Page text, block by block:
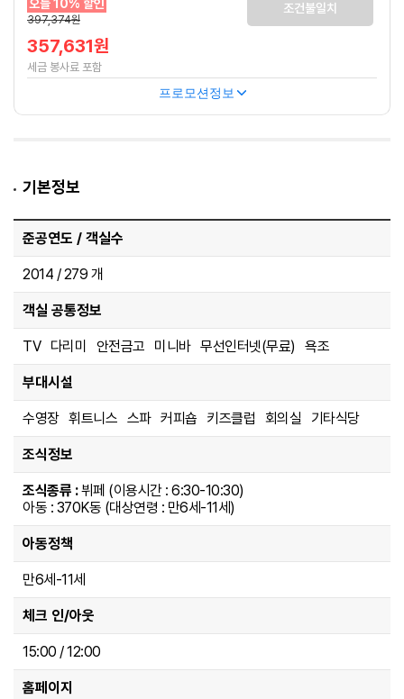
오늘 10% 할인
397,374원
357,631원
세금 봉사료 포함
조건불일치
프로모션정보
기본정보
준공연도 / 객실수
2014 / 279 개
객실 공통정보
TV 다리미 안전금고 미니바 무선인터넷(무료) 욕조
부대시설
수영장 휘트니스 스파 커피숍 키즈클럽 회의실 기타식당
조식정보
조식종류 :뷔페 (이용시간 : 6:30-10:30)
아동 : 370K동 (대상연령 : 만6세-11세)
아동정책
만6세-11세
체크 인/아웃
15:00 / 12:00
홈페이지